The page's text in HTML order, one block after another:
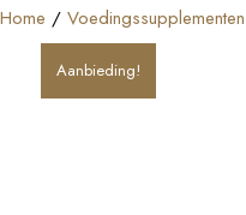
Home / Voedingssupplementen
Aanbieding!